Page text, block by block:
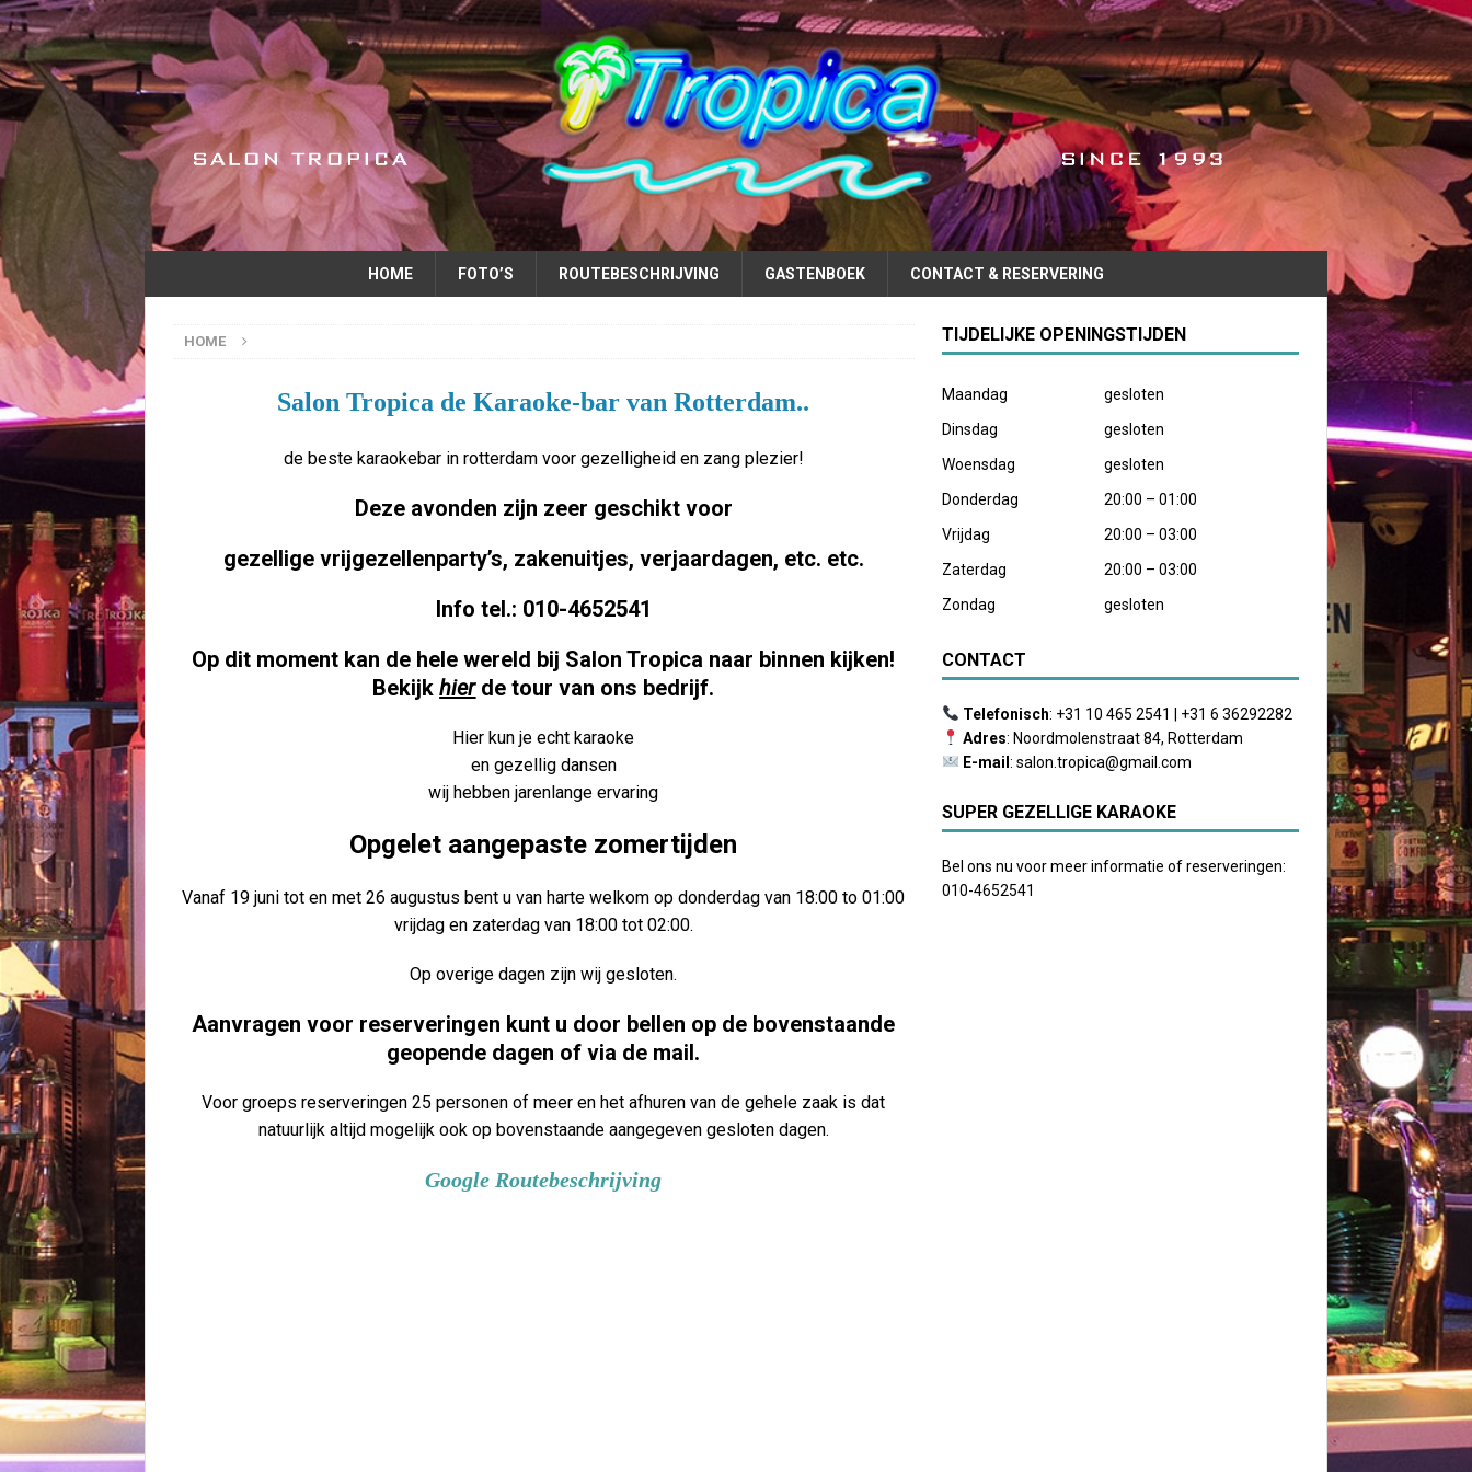
HOME FOTO’S ROUTEBESCHRIJVING GASTENBOEK CONTACT & RESERVERING
HOME
Salon Tropica de Karaoke-bar van Rotterdam..
de beste karaokebar in rotterdam voor gezelligheid en zang plezier!
Deze avonden zijn zeer geschikt voor
gezellige vrijgezellenparty’s, zakenuitjes, verjaardagen, etc. etc.
Info tel.: 010-4652541
Op dit moment kan de hele wereld bij Salon Tropica naar binnen kijken!
Bekijk hier de tour van ons bedrijf.
Hier kun je echt karaoke
en gezellig dansen
wij hebben jarenlange ervaring
Opgelet aangepaste zomertijden
Vanaf 19 juni tot en met 26 augustus bent u van harte welkom op donderdag van 18:00 to 01:00
vrijdag en zaterdag van 18:00 tot 02:00.
Op overige dagen zijn wij gesloten.
Aanvragen voor reserveringen kunt u door bellen op de bovenstaande
geopende dagen of via de mail.
Voor groeps reserveringen 25 personen of meer en het afhuren van de gehele zaak is dat
natuurlijk altijd mogelijk ook op bovenstaande aangegeven gesloten dagen.
Google Routebeschrijving
TIJDELIJKE OPENINGSTIJDEN
Maandag
gesloten
Dinsdag
gesloten
Woensdag
gesloten
Donderdag
20:00 – 01:00
Vrijdag
20:00 – 03:00
Zaterdag
20:00 – 03:00
Zondag
gesloten
CONTACT
Telefonisch: +31 10 465 2541 | +31 6 36292282
Adres: Noordmolenstraat 84, Rotterdam
E-mail:salon.tropica@gmail.com
SUPER GEZELLIGE KARAOKE
Bel ons nu voor meer informatie of reserveringen:
010-4652541